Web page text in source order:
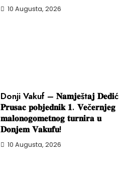
10 Augusta, 2026
Donji Vakuf – 𝐍𝐚𝐦𝐣𝐞št𝐚𝐣 𝐃𝐞𝐝𝐢ć
𝐏𝐫𝐮𝐬𝐚𝐜 𝐩𝐨𝐛𝐣𝐞𝐝𝐧𝐢𝐤 𝟏. 𝐕𝐞č𝐞𝐫𝐧𝐣𝐞𝐠
𝐦𝐚𝐥𝐨𝐧𝐨𝐠𝐨𝐦𝐞𝐭𝐧𝐨𝐠 𝐭𝐮𝐫𝐧𝐢𝐫𝐚 𝐮
𝐃𝐨𝐧𝐣𝐞𝐦 𝐕𝐚𝐤𝐮𝐟𝐮!
10 Augusta, 2026